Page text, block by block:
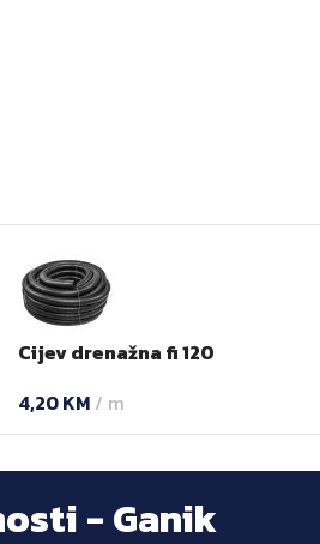
Cijev drenažna fi 120
4,20KM m
- Ganik